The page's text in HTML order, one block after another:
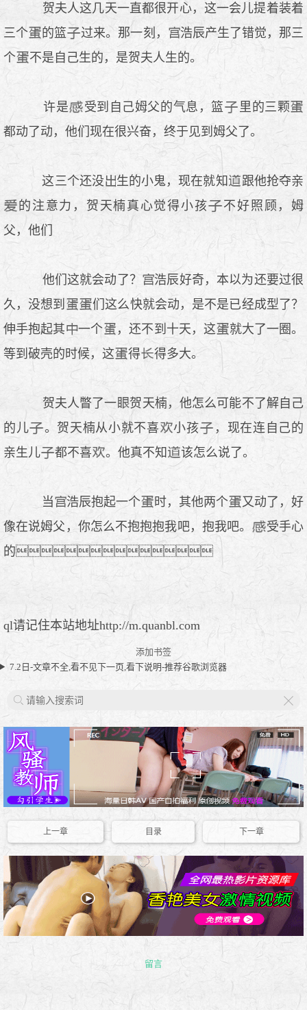
贺夫人这几天一直都很开心，这一会儿提着装着
三个
的篮 过来。那一刻，
浩辰产生了错觉，那三
个
不是自己生的，是贺夫人生的。
许是 受到自己姆父的气息，篮
里的三颗
都动了动，他们现在很兴奋，终于见到姆父了。
这三个还没 生的小鬼，现在就知
跟他抢夺亲
的注意力，贺天楠真心觉得小孩
不好照顾，姆
父，他们
他们这就会动了？
浩辰好奇，本以为还要过很
久，没想到
们这么快就会动，是不是已经成型了？
伸手抱起其
一个 ，还不到十天，这
就大了一圈。
等到破壳的时候，这
得 得多大。
贺夫人瞥了一
贺天楠，他怎么可能不了解自己
的儿
。贺天楠从小就不喜 小孩
，现在连自己的
亲生儿
都不喜 。他真不知 该怎么说了。
当 浩辰抱起一个 时，其他两个
又动了，好
像在说姆父，你怎么不抱抱抱我吧，抱我吧。
受手心
的
ql请记住本站地址http://m.quanbl.com
添加书签
7.2日-文章不全,看不见下一页,看下说明-推荐谷歌浏览器
上一章 目录 下一章
留言